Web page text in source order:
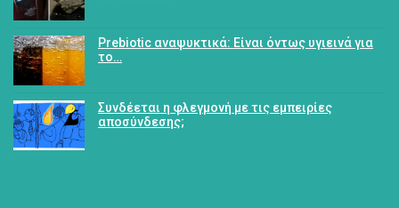
Prebiotic αναψυκτικά: Είναι όντως υγιεινά για
το…
Συνδέεται η φλεγμονή με τις εμπειρίες
αποσύνδεσης;